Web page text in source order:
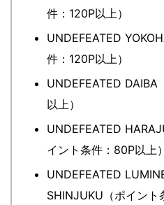
件：120P以上）
UNDEFEATED
件：120P以上）
UNDEFEATED DAIBA
以上）
UNDEFEATED
イント条件：80P以上）
UNDEFEATED
SHINJUKU（ポイント